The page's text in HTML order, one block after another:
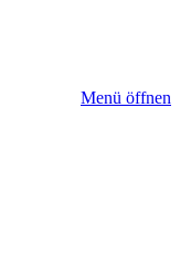
Menü öffnen